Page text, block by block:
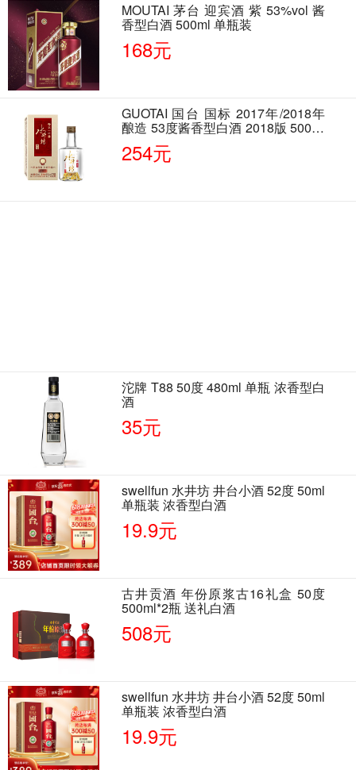
MOUTAI 茅台 迎宾酒 紫 53%vol 酱
香型白酒 500ml 单瓶装
168元
GUOTAI 国台 国标 2017年/2018年
酿造 53度酱香型白酒 2018版 500ml
单瓶装
254元
沱牌 T88 50度 480ml 单瓶 浓香型白
酒
35元
swellfun 水井坊 井台小酒 52度 50ml
单瓶装 浓香型白酒
19.9元
古井贡酒 年份原浆古16礼盒 50度
500ml*2瓶 送礼白酒
508元
swellfun 水井坊 井台小酒 52度 50ml
单瓶装 浓香型白酒
19.9元